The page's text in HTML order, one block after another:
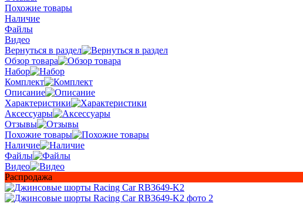
Похожие товары
Наличие
Файлы
Видео
Вернуться в раздел
Обзор товара
Набор
Комплект
Описание
Характеристики
Аксессуары
Отзывы
Похожие товары
Наличие
Файлы
Видео
Распродажа